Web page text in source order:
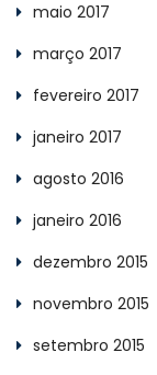
maio 2017
março 2017
fevereiro 2017
janeiro 2017
agosto 2016
janeiro 2016
dezembro 2015
novembro 2015
setembro 2015